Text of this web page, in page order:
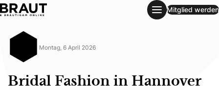
Mitglied werden
Montag, 6 April 2026
Bridal Fashion in Hannover